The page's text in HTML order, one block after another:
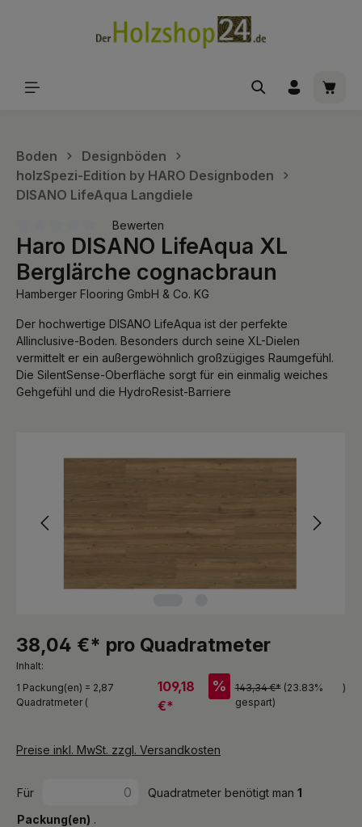
Boden
Designböden
holzSpezi-Edition by HARO Designboden
DISANO LifeAqua Langdiele
Durchschnittliche Bewertung von 0 von 5 Sternen
Bewerten
Haro DISANO LifeAqua XL
Berglärche cognacbraun
Hamberger Flooring GmbH & Co. KG
Der hochwertige DISANO LifeAqua ist der perfekte
Allinclusive-Boden. Besonders durch seine XL-Dielen
vermittelt er ein außergewöhnlich großzügiges Raumgefühl.
Die SilentSense-Oberfläche sorgt für ein einmalig weiches
Gehgefühl und die HydroResist-Barriere
38,04 €* pro Quadratmeter
Inhalt:
1 Packung(en) = 2,87
Quadratmeter (
109,18
€*
% 143,34 €* (23.83%
gespart)
)
Preise inkl. MwSt. zzgl. Versandkosten
Für Quadratmeter benötigt man 1
Packung(en) .